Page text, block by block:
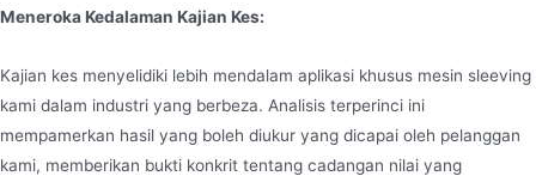
Meneroka Kedalaman Kajian Kes:
Kajian kes menyelidiki lebih mendalam aplikasi khusus mesin sleeving
kami dalam industri yang berbeza. Analisis terperinci ini
mempamerkan hasil yang boleh diukur yang dicapai oleh pelanggan
kami, memberikan bukti konkrit tentang cadangan nilai yang